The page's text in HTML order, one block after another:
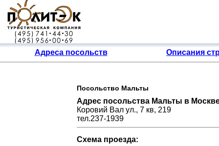
Адреса посольств Описания
Посольство Мальты
Адрес посольства Мальты в
Коровий Вал ул., 7 кв, 219
тел.237-1939
Схема проезда: